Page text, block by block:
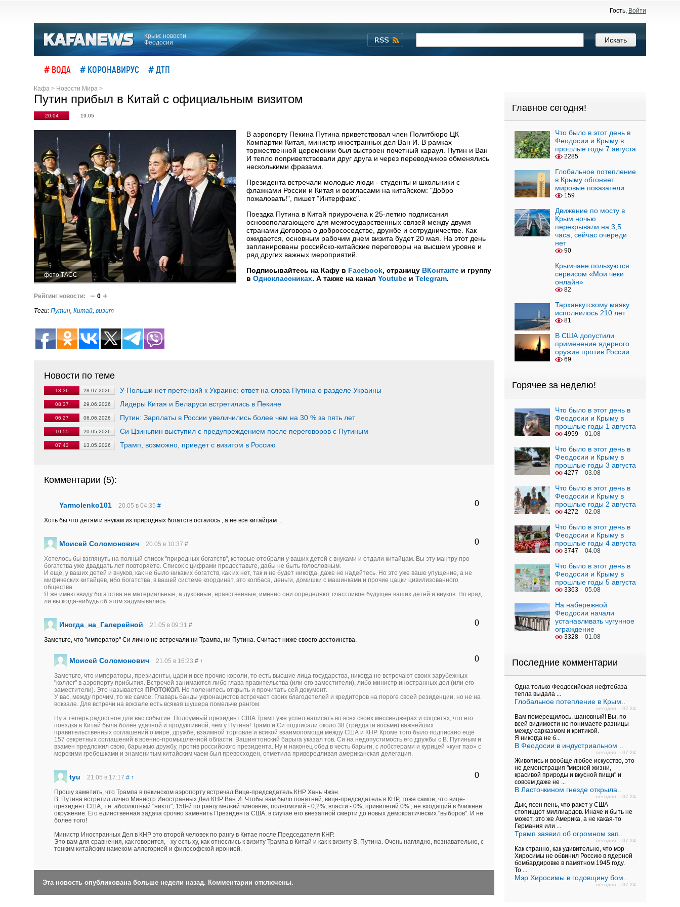
Гость, Войти
Крым: новости
Феодосии
# ВОДА # КОРОНАВИРУС # ДТП
Кафа > Новости Мира >
Путин прибыл в Китай с официальным визитом
20:04 19.05
фото ТАСС
В аэропорту Пекина Путина приветствовал член Политбюро ЦК
Компартии Китая, министр иностранных дел Ван И. В рамках
торжественной церемонии был выстроен почетный караул. Путин и Ван
И тепло поприветствовали друг друга и через переводчиков обменялись
несколькими фразами.
Президента встречали молодые люди - студенты и школьники с
флажками России и Китая и возгласами на китайском: "Добро
пожаловать!", пишет "Интерфакс".
Поездка Путина в Китай приурочена к 25-летию подписания
основополагающего для межгосударственных связей между двумя
странами Договора о добрососедстве, дружбе и сотрудничестве. Как
ожидается, основным рабочим днем визита будет 20 мая. На этот день
запланированы российско-китайские переговоры на высшем уровне и
ряд других важных мероприятий.
Подписывайтесь на Кафу в Facebook, страницу ВКонтакте и группу
в Одноклассниках. А также на канал Youtube и Telegram.
Рейтинг новости: 0
Теги: Путин, Китай, визит
Новости по теме
13:36 28.07.2026 У Польши нет претензий к Украине: ответ на слова Путина о разделе Украины
08:37 29.06.2026 Лидеры Китая и Беларуси встретились в Пекине
06:27 06.06.2026 Путин: Зарплаты в России увеличились более чем на 30 % за пять лет
10:55 20.05.2026 Си Цзиньпин выступил с предупреждением после переговоров с Путиным
07:43 13.05.2026 Трамп, возможно, приедет с визитом в Россию
Комментарии (5):
Yarmolenko101 20.05 в 04:35 # 0
Хоть бы что детям и внукам из природных богатств осталось , а не все китайцам ...
Моисей Соломонович 20.05 в 10:37 # 0
Хотелось бы взглянуть на полный список "природных богатств", которые отобрали у ваших детей с внуками и отдали китайцам. Вы эту мантру про
богатства уже двадцать лет повторяете. Список с цифрами предоставьте, дабы не быть голословным.
И ещё, у ваших детей и внуков, как не было никаких богатств, как их нет, так и не будет никогда, даже не надейтесь. Но это уже ваше упущение, а не
мифических китайцев, ибо богатства, в вашей системе координат, это колбаса, деньги, домишки с машинками и прочие цацки цивилизованного
общества.
Я же имею ввиду богатства не материальные, а духовные, нравственные, именно они определяют счастливое будущее ваших детей и внуков. Но вряд
ли вы когда-нибудь об этом задумывались.
Иногда_на_Галерейной 21.05 в 09:31 # 0
Заметьте, что "император" Си лично не встречали ни Трампа, ни Путина. Считает ниже своего достоинства.
Моисей Соломонович 21.05 в 16:23 # ↑ 0
Заметьте, что императоры, президенты, цари и все прочие короли, то есть высшие лица государства, никогда не встречают своих зарубежных
"коллег" в аэропорту прибытия. Встречей занимаются либо глава правительства (или его заместители), либо министр иностранных дел (или его
заместители). Это называется ПРОТОКОЛ . Не поленитесь открыть и прочитать сей документ.
У вас, между прочим, то же самое. Главарь банды укронацистов встречает своих благодетелей и кредиторов на пороге своей резиденции, но не на
вокзале. Для встречи на вокзале есть всякая шушера помельче рангом.
Ну а теперь радостное для вас событие. Полоумный президент США Трамп уже успел написать во всех своих мессенджерах и соцсетях, что его
поездка в Китай была более удачной и продуктивной, чем у Путина! Трамп и Си подписали около 38 (тридцати восьми) важнейших
правительственных соглашений о мире, дружбе, взаимной торговле и всякой взаимопомощи между США и КНР. Кроме того было подписано ещё
157 секретных соглашений в военно-промышленной области. Вашингтонский барыга указал тов. Си на недопустимость его дружбы с В. Путиным и
взамен предложил свою, барыжью дружбу, против российского президента. Ну и наконец обед в честь барыги, с лобстерами и курицей «кунг пао» с
морскими гребешками и знаменитым китайским чаем был превосходен, отметила привередливая американская делегация.
tyu 21.05 в 17:17 # ↑ 0
Прошу заметить, что Трампа в пекинском аэропорту встречал Вице-председатель КНР Хань Чжэн.
В. Путина встретил лично Министр Иностранных Дел КНР Ван И. Чтобы вам было понятней, вице-председатель в КНР, тоже самое, что вице-
президент США, т.е. абсолютный "никто", 158-й по рангу мелкий чиновник, полномочий - 0,2%, власти - 0%, привилегий 0%., не входящий в ближнее
окружение. Его единственная задача срочно заменить Президента США, в случае его внезапной смерти до новых демократических "выборов". И не
более того!
Министр Иностранных Дел в КНР это второй человек по рангу в Китае после Председателя КНР.
Это вам для сравнения, как говорится, - ху есть ху, как отнеслись к визиту Трампа в Китай и как к визиту В. Путина. Очень наглядно, познавательно, с
тонким китайским намеком-аллегорией и философской иронией.
Эта новость опубликована больше недели назад. Комментарии отключены.
Главное сегодня!
Что было в этот день в
Феодосии и Крыму в
прошлые годы 7 августа
2285
Глобальное потепление
в Крыму обгоняет
мировые показатели
159
Движение по мосту в
Крым ночью
перекрывали на 3,5
часа, сейчас очереди
нет
90
Крымчане пользуются
сервисом «Мои чеки
онлайн»
82
Тарханкутскому маяку
исполнилось 210 лет
81
В США допустили
применение ядерного
оружия против России
69
Горячее за неделю!
Что было в этот день в
Феодосии и Крыму в
прошлые годы 1 августа
4959 01.08
Что было в этот день в
Феодосии и Крыму в
прошлые годы 3 августа
4277 03.08
Что было в этот день в
Феодосии и Крыму в
прошлые годы 2 августа
4272 02.08
Что было в этот день в
Феодосии и Крыму в
прошлые годы 4 августа
3747 04.08
Что было в этот день в
Феодосии и Крыму в
прошлые годы 5 августа
3363 05.08
На набережной
Феодосии начали
устанавливать чугунное
ограждение
3328 01.08
Последние комментарии
Одна только Феодосийская нефтебаза
тепла выдала ...
Глобальное потепление в Крым..
сегодня - 07.24
Вам померещилось, шановный! Вы, по
всей видимости не понимаете разницы
между сарказмом и критикой.
Я никогда не б...
В Феодосии в индустриальном ..
сегодня - 07.24
Живопись и вообще любое искусство, это
не демонстрация "мирной жизни,
красивой природы и вкусной пищи" и
совсем даже не ...
В Ласточкином гнезде открыла..
сегодня - 07.24
Дык, ясен пень, что ракет у США
стопиццот миллиардов. Иначе и быть не
может, это же Америка, а не какая-то
Германия или ...
Трамп заявил об огромном зап..
сегодня - 07.24
Как странно, как удивительно, что мэр
Хиросимы не обвинил Россию в ядерной
бомбардировке в памятном 1945 году.
То ...
Мэр Хиросимы в годовщину бом..
сегодня - 07.24